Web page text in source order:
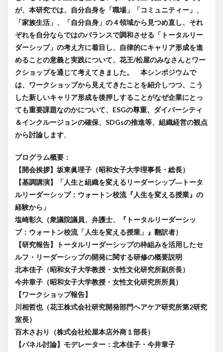
が、本研究では、自分自身を「職場」「コミュニティー」、
「家族生活」、「自分自身」の４領域から見つめ直し、それ
ぞれを自分ならではのバランスで調和させる「トータルリー
ダーシップ」の考え方に着目し、自律的にキャリア形成を進
めることの意義と実践について、花王/松屋のみなさんとワー
クショップを通じて考えてきました。 本シンポジウムで
は、ワークショップから見えてきたことを紹介しつつ、こう
した新しいキャリア形成を後押しすることがなぜ企業にとっ
ても重要課題なのかについて、ESGの尊重、ダイバーシティ
＆インクルージョンの確保、SDGsの推進等、組織経営の観点
から討論します。
プログラム概要：
【開会挨拶】坂東眞理子（昭和女子大学理事長・総長）
【基調講演】「人生と組織を変えるリーダーシップ―トータ
ルリーダーシップ：ウォートン校流『人生を変える授業』の
経験から」
塩崎彰久（衆議院議員、弁護士、『トータルリーダーシッ
プ：ウォートン校流「人生を変える授業」』翻訳者）
【研究報告】トータルリーダーシップの枠組みを活用したセ
ルフ・リーダーシップの開発に関する研修の概要説明
北本佳子（昭和女子大学教授・女性文化研究所副所長）
今井章子（昭和女子大学教授・女性文化研究所所員）
【ワークショップ報告】
川相哲也（花王株式会社研究開発部門ヘアケア研究所第2研究
室長）
百木さおり（株式会社松屋本店外商１部長）
【パネル討論】モデレーター：北本佳子・今井章子